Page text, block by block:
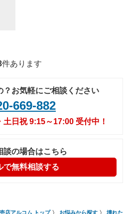
件あります
？お気軽にご相談ください
669-882
土日祝 9:15～17:00 受付中！
談の場合はこちら
で無料相談する
店アルコム トップ お悩みから探す 壊れたカ